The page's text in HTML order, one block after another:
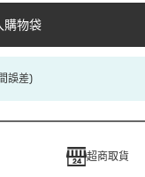
購物袋
誤差)
超商取貨